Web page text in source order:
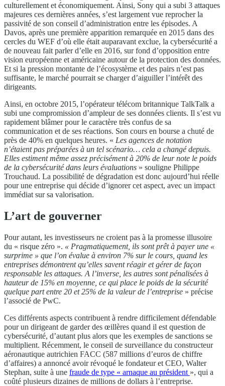
culturellement et économiquement. Ainsi, Sony qui a subi 3 attaques
majeures ces dernières années, s’est largement vue reprocher la
passivité de son conseil d’administration entre les épisodes. A
Davos, après une première apparition remarquée en 2015 dans des
cercles du WEF d’où elle était auparavant exclue, la cybersécurité a
de nouveau fait parler d’elle en 2016, sur fond d’opposition entre
vision européenne et américaine autour de la protection des données.
Et si la pression montante de l’écosystème et des pairs n’est pas
suffisante, le marché pourrait se charger d’aiguiller l’intérêt des
dirigeants.
Ainsi, en octobre 2015, l’opérateur télécom britannique TalkTalk a
subi une compromission d’ampleur de ses données clients. Il s’est vu
rapidement blâmer pour le caractère très confus de sa
communication et de ses réactions. Son cours en bourse a chuté de
près de 40% en quelques heures. « Les agences de notation
n’étaient pas préparées à un tel scénario… cela a changé depuis.
Elles estiment même assez précisément à 20% de leur note le poids
de la cybersécurité dans leurs évaluations » souligne Philippe
Trouchaud. La possibilité de dégradation est donc aujourd’hui réelle
pour une entreprise qui décide d’ignorer cet aspect, avec un impact
immédiat sur sa valorisation.
L’art de gouverner
Pour autant, les investisseurs ne croient pas à la promesse illusoire
du « risque zéro ». « Pragmatiquement, ils sont prêt à payer une «
surprime » que l’on évalue à environ 7% sur le cours, quand les
entreprises démontrent qu’elles savent réagir et gérer de façon
responsable les attaques. A l’inverse, les autres sont pénalisées à
hauteur de 15% en moyenne, ce qui place le poids de la sécurité
quelque part entre 20 et 25% de la valeur de l’entreprise » précise
l’associé de PwC.
Ces différents aspects contribuent à rendre difficilement défendable
pour un dirigeant de garder des œillères quand il est question de
cybersécurité, d’autant plus alors que les exemples de sanctions se
multiplient. Récemment, le conseil de surveillance du constructeur
aéronautique autrichien FACC (587 millions d’euros de chiffre
d’affaires) a annoncé avoir révoqué le fondateur et CEO, Walter
Stephan, suite à une fraude de type « arnaque au président », qui a
coûté plusieurs dizaines de millions de dollars à l’entreprise.